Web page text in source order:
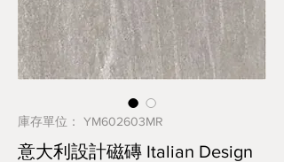
庫存單位： YM602603MR
意大利設計磁磚 Italian Design